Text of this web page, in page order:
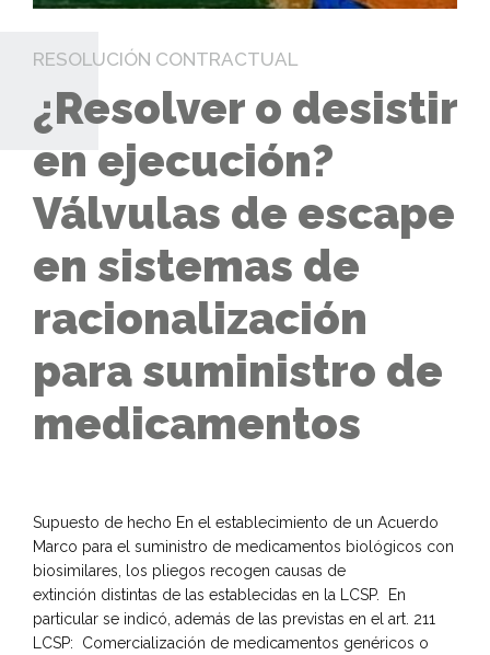
RESOLUCIÓN CONTRACTUAL
¿Resolver o desistir
en ejecución?
Válvulas de escape
en sistemas de
racionalización
para suministro de
medicamentos
Supuesto de hecho En el establecimiento de un Acuerdo
Marco para el suministro de medicamentos biológicos con
biosimilares, los pliegos recogen causas de
extinción distintas de las establecidas en la LCSP. En
particular se indicó, además de las previstas en el art. 211
LCSP: Comercialización de medicamentos genéricos o